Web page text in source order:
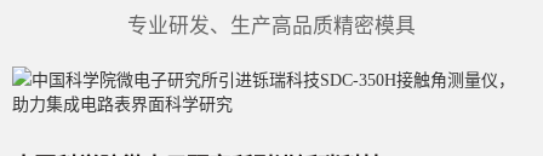
专业研发、生产高品质精密模具